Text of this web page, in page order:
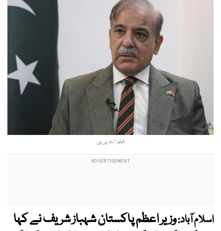
فوٹو: اے پی پی
اسلام آباد:وزیر اعظم پاکستان شہباز شریف نے کہا